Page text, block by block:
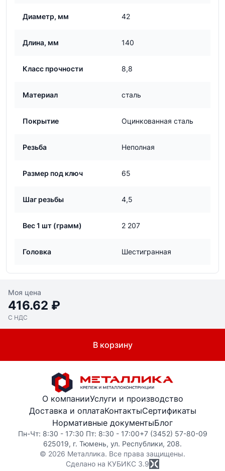
Диаметр, мм 42
Длина, мм 140
Класс прочности 8,8
Материал сталь
Покрытие Оцинкованная сталь
Резьба Неполная
Размер под ключ 65
Шаг резьбы 4,5
Вес 1 шт (грамм) 2 207
Головка Шестигранная
Моя цена
416.62 ₽
С НДС
В корзину
О компанииУслуги и производство
Доставка и оплатаКонтактыСертификаты
Нормативные документыБлог
Пн-Чт: 8:30 - 17:30 Пт: 8:30 - 17:00+7 (3452) 57-80-09
625019, г. Тюмень, ул. Республики, 208.
© 2026 Металлика. Все права защищены.
Сделано на КУБИКС 3.9